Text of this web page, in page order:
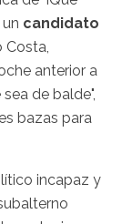
candidato
Costa,
anterior a
de balde",
bazas para
incapaz y